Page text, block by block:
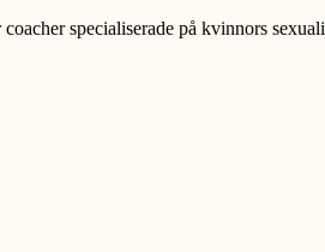
specialiserade på kvinnors